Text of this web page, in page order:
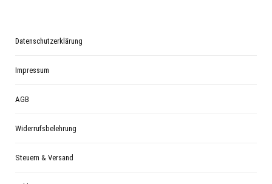
Datenschutzerklärung
Impressum
AGB
Widerrufsbelehrung
Steuern & Versand